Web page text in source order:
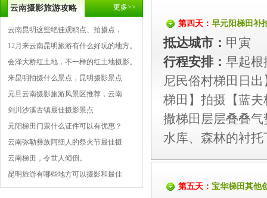
云南摄影旅游攻略 更多>>
云南昆明这些绝佳观鸥点、拍摄点，
12月来云南昆明旅游有什么好玩的地方。
会泽大桥红土地，不一样的红土地摄影。
来昆明拍摄什么景点，昆明摄影景点
元旦云南摄影旅游风景区推荐，云南
剑川沙溪古镇最佳摄影景点
元阳梯田门票什么证件可以有优惠？
云南弥勒彝族阿细人的祭火节最佳摄
云南梯田，令世人倾倒。
昆明旅游有哪些地方可以摄影和最佳
第四天： 早元阳梯田补
抵达城市： 甲寅
行程安排： 早起根
尼民俗村梯田日
梯田】拍摄【蓝
撒梯田层层叠叠
水库、森林的衬
第五天： 宝华梯田其他